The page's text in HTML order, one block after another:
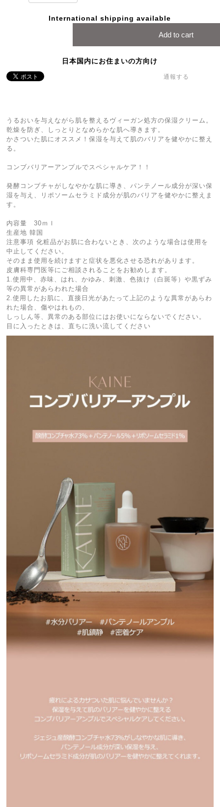
International shipping available
Add to cart
日本国内にお住まいの方向け
通報する
うるおいを与えながら肌を整えるヴィーガン処方の保湿クリーム。
乾燥を防ぎ、しっとりとなめらかな肌へ導きます。
かさついた肌にオススメ！保湿を与えて肌のバリアを健やかに整え
る。
コンブバリアーアンプルでスペシャルケア！！
発酵コンブチャがしなやかな肌に導き、パンテノール成分が深い保
湿を与え、リポソームセラミド成分が肌のバリアを健やかに整えま
す。
内容量 30ｍｌ
生産地 韓国
注意事項 化粧品がお肌に合わないとき、次のような場合は使用を
中止してください。
そのまま使用を続けますと症状を悪化させる恐れがあります。
皮膚科専門医等にご相談されることをお勧めします。
1.使用中、赤味、はれ、かゆみ、刺激、色抜け（白斑等）や黒ずみ
等の異常があらわれた場合
2.使用したお肌に、直接日光があたって上記のような異常があらわ
れた場合、傷やはれもの、
しっしん等、異常のある部位にはお使いにならないでください。
目に入ったときは、直ちに洗い流してください